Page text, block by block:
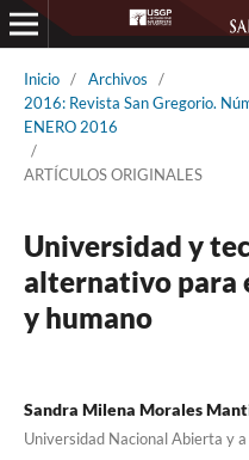
Inicio / Archivos
/
2016: Revista San Gregorio.
ENERO 2016
/
ARTÍCULOS ORIGINALES
Universidad y
alternativo para
y humano
Sandra Milena Morales
Universidad Nacional Abierta y